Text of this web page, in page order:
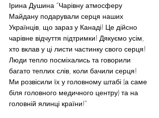
Ірина Душина “Чарівну атмосферу
Майдану подарували серця наших
Українців, що зараз у Канаді! Це дійсно
чарівне відчуття підтримки! Дякуємо усім,
хто вклав у ці листи частинку свого серця!
Люди тепло посміхались та говорили
багато теплих слів, коли бачили серця!
Ми розвісили їх у головному штабі (а саме
біля головного медичного центру) та на
головній ялинці країни!”